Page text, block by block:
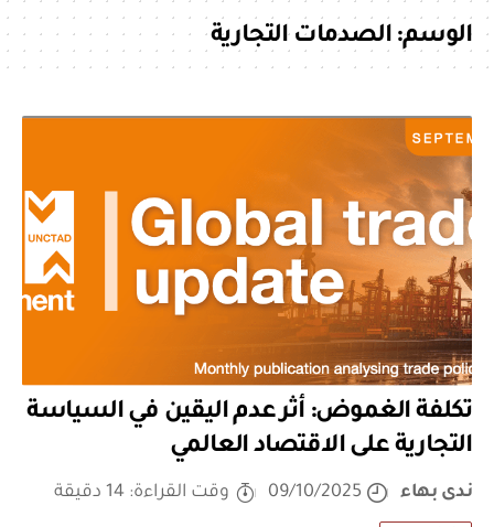
الوسم:الصدمات التجارية
تكلفة الغموض: أثر عدم اليقين في السياسة
التجارية على الاقتصاد العالمي
ندى بهاء 09/10/2025 وقت القراءة: 14 دقيقة